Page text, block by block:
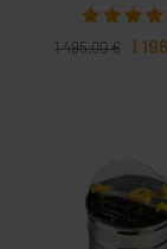
1 495,00 € 1